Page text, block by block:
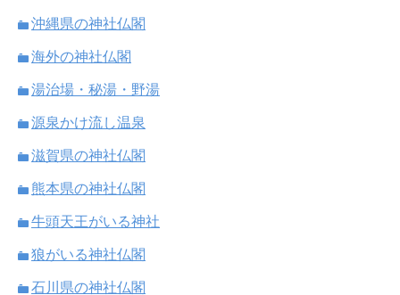
沖縄県の神社仏閣
海外の神社仏閣
湯治場・秘湯・野湯
源泉かけ流し温泉
滋賀県の神社仏閣
熊本県の神社仏閣
牛頭天王がいる神社
狼がいる神社仏閣
石川県の神社仏閣